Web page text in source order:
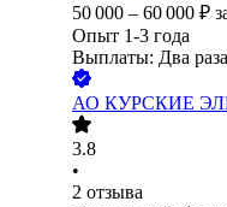
50 000 – 60 000 ₽
Опыт 1-3 года
Выплаты: Два
АО КУРСКИЕ
3.8
•
2 отзыва